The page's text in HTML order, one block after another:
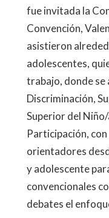
fue invitada la
Convención,
asistieron
adolescentes,
trabajo, donde se
Discriminación,
Superior del
Participación,
orientadores
y adolescente
convencionales
debates el